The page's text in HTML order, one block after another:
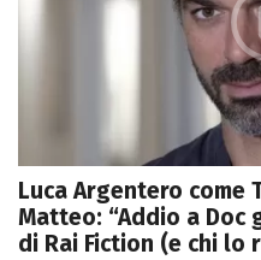
Luca Argentero come
Matteo: “Addio a Doc
di Rai Fiction (e chi lo